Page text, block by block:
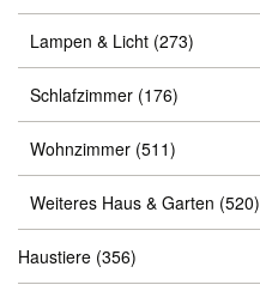
Lampen & Licht (273)
Schlafzimmer (176)
Wohnzimmer (511)
Weiteres Haus & Garten (520)
Haustiere (356)